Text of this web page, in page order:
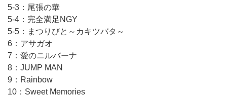
5-3：尾張の華
5-4：完全満足NGY
5-5：まつりびと～カキツバタ～
6：アサガオ
7：愛のニルバーナ
8：JUMP MAN
9：Rainbow
10：Sweet Memories